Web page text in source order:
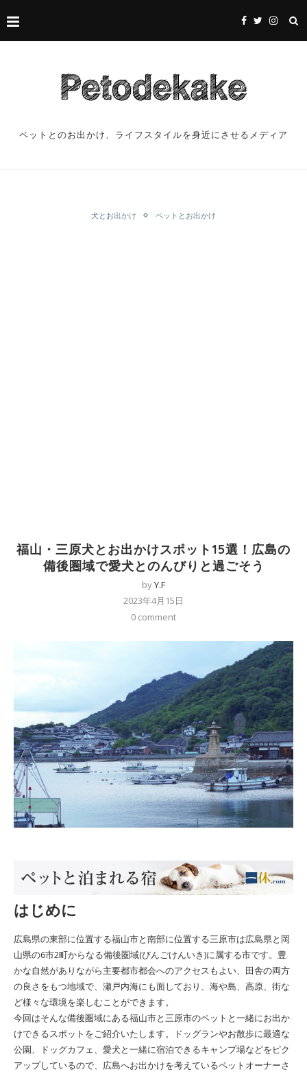
ペットとのお出かけ、ライフスタイルを身近にさせるメディア
犬とお出かけ ペットとお出かけ
福山・三原犬とお出かけスポット15選！広島の
備後圏域で愛犬とのんびりと過ごそう
byY.F
2023年4月15日
0 comment
はじめに
広島県の東部に位置する福山市と南部に位置する三原市は広島県と岡
山県の6市2町からなる備後圏域(びんごけんいき)に属する市です。豊
かな自然がありながら主要都市都会へのアクセスもよい、田舎の両方
の良さをもつ地域で、瀬戸内海にも面しており、海や島、高原、街な
ど様々な環境を楽しむことができます。
今回はそんな備後圏域にある福山市と三原市のペットと一緒にお出か
けできるスポットをご紹介いたします。ドッグランやお散歩に最適な
公園、ドッグカフェ、愛犬と一緒に宿泊できるキャンプ場などをピク
アップしているので、広島へお出かけを考えているペットオーナーさ